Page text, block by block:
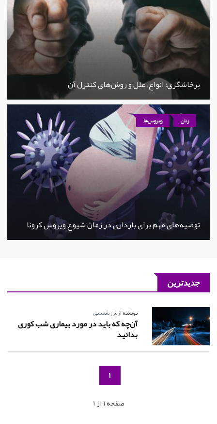
پرخاشگری؛ انواع، علل و روش‌های کنترل آن
زنان ویروس‌ها
توصیه‌های مهم برای بارداری در زمان شیوع ویروس کرونا
جدیدترین
نوشتهآرش شمسی
آن‌چه که باید در مورد بیماری شب کوری
بدانید
1
صفحه 1 از 1